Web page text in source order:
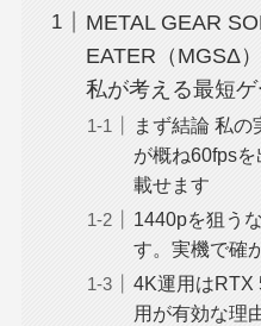
METAL GEAR
EATER（MGSΔ
私が考える最短
まず結論 私
が概ね60fps
載せます
1440pを狙う
す。実機で確
4K運用はRTX
用が有効な理